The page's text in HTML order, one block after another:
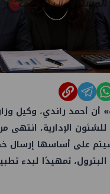
أن أحمد راندي، وكيل
الإدارية، انتهى
على أساسها إرسال
تمهيدًا لبدء